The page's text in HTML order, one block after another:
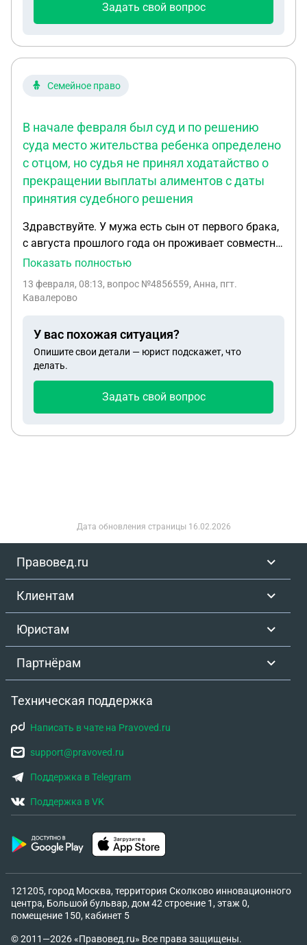
Задать свой вопрос
Семейное право
В начале февраля был суд и по решению
суда место жительства ребенка определено
с отцом, но судья не принял ходатайство о
прекращении выплаты алиментов с даты
принятия судебного решения
Здравствуйте. У мужа есть сын от первого брака,
с августа прошлого года он проживает совместно
снами. Его мать находится в психиатрической
продолжает выплачивать алименты. В начале
не принял ходатайство о прекращении выплаты
алиментов с даты принятия судебного решения.
Необходимо ждать ещё месяц, пока решение
вступит в законную силу. Не понимаю, почему
судья отказала в ходатайстве, ведь алименты
его мамы.
Показать полностью
13 февраля, 08:13, вопрос №4856559, Анна, пгт.
Кавалерово
У вас похожая ситуация?
Опишите свои детали — юрист подскажет, что
делать.
Задать свой вопрос
Дата обновления страницы 16.02.2026
Правовед.ru
Клиентам
Юристам
Партнёрам
Техническая поддержка
Написать в чате на Pravoved.ru
support@pravoved.ru
Поддержка в Telegram
Поддержка в VK
121205, город Москва, территория Сколково инновационного
центра, Большой бульвар, дом 42 строение 1, этаж 0,
помещение 150, кабинет 5
© 2011—2026 «Правовед.ru» Все права защищены.